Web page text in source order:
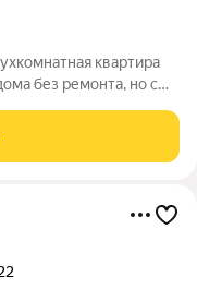
квартира
без ремонта, но с
ценит комфорт и